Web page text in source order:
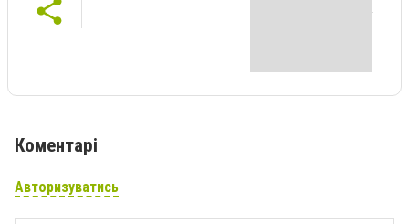
Коментарі
Авторизуватись